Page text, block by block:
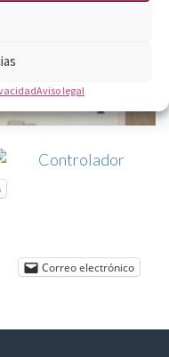
Aviso legal
Correo electrónico